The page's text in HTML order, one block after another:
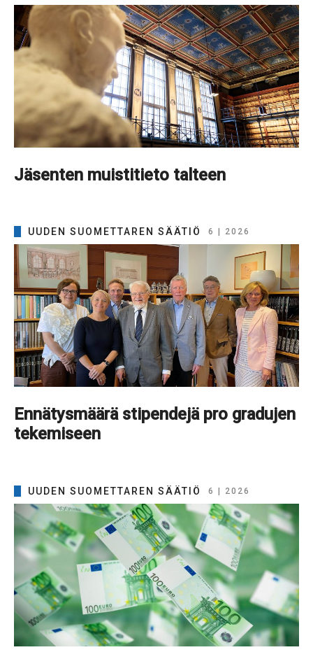
Jäsenten muistitieto talteen
UUDEN SUOMETTAREN SÄÄTIÖ 6 | 2026
Ennätysmäärä stipendejä pro gradujen
tekemiseen
UUDEN SUOMETTAREN SÄÄTIÖ 6 | 2026